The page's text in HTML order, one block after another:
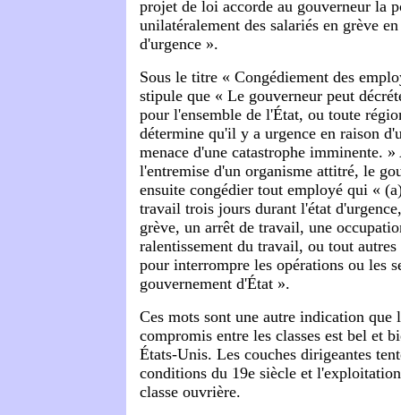
projet de loi accorde au gouverneur la
unilatéralement des salariés en grève
d'urgence ».
Sous le titre « Congédiement des
stipule que « Le gouverneur peut
pour l'ensemble de l'État, ou toute
détermine qu'il y a urgence en raison
menace d'une catastrophe imminente.
l'entremise d'un organisme attitré, le
ensuite congédier tout employé qui «
travail trois jours durant l'état
grève, un arrêt de travail, une
ralentissement du travail, ou tout autres
pour interrompre les opérations ou les
gouvernement d'État ».
Ces mots sont une autre indication que
compromis entre les classes est bel et
États-Unis. Les couches dirigeantes
conditions du 19e siècle et
classe ouvrière.